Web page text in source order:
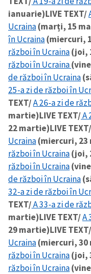
ianuarie)LIVE TEXT/
Ucraina(marți, 15
în Ucraina(miercuri,
război în Ucraina(joi,
război în Ucraina
de război în Ucraina
25-a zi de război în
TEXT/A 26-a zi de
martie)LIVE TEXT/A
22 martie)LIVE TEXT/
Ucraina(miercuri,
război în Ucraina(joi,
război în Ucraina
de război în Ucraina
32-a zi de război în
TEXT/A 33-a zi de
martie)LIVE TEXT/A
29 martie)LIVE TEXT/
Ucraina(miercuri,
război în Ucraina(joi,
război în Ucraina
Sursă
Nume+ Numele
Email+ Emailul
Telefon
+ Telefon
Am citit și
acord cu
TRIMITE